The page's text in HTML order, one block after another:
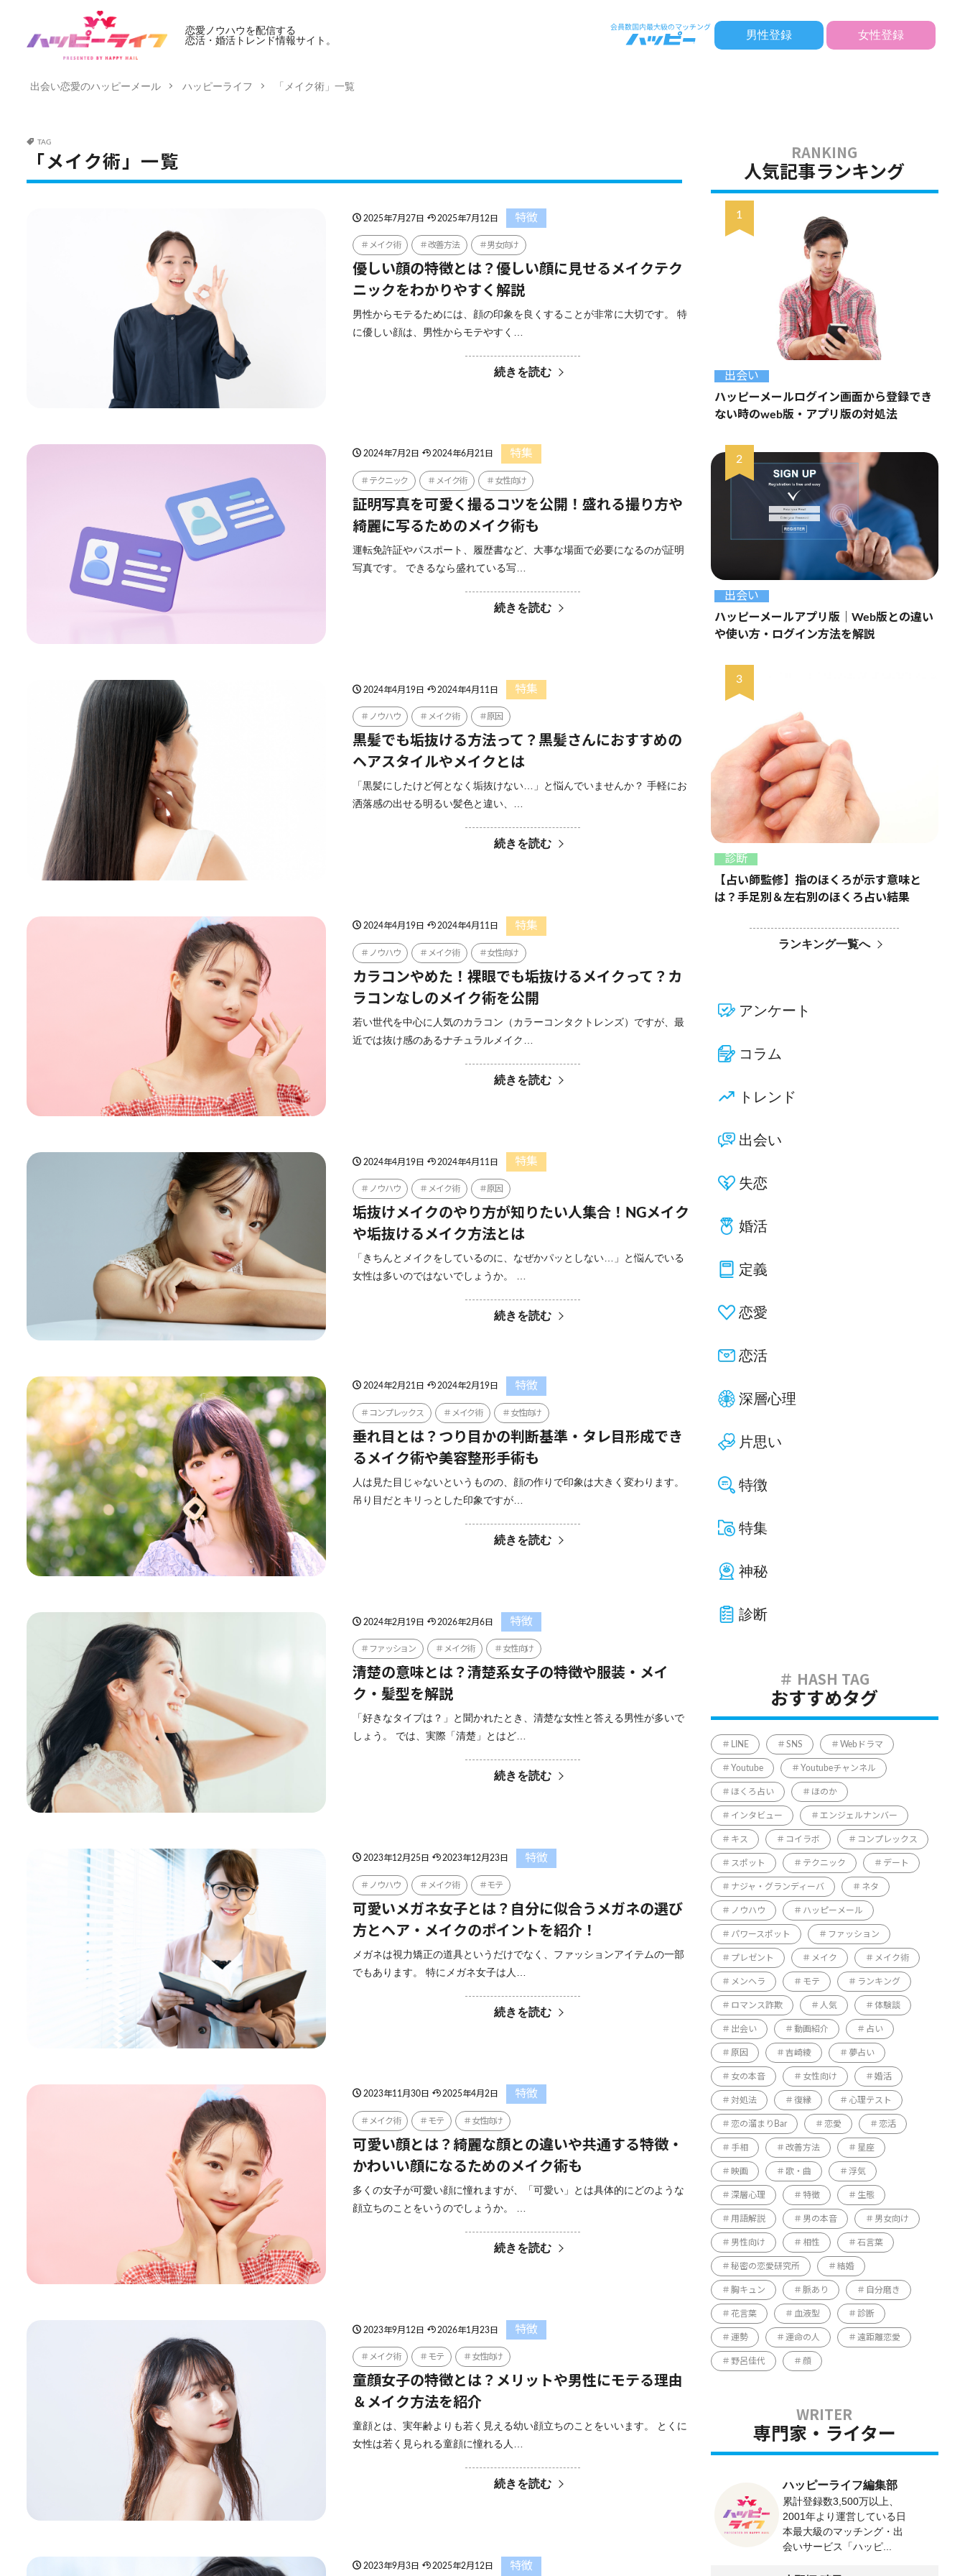
恋愛ノウハウを配信する
恋活・婚活トレンド情報サイト。
男性登録 女性登録
出会い恋愛のハッピーメール ハッピーライフ 「メイク術」一覧
TAG
「メイク術」一覧
2025年7月27日 2025年7月12日 特徴
メイク術 改善方法 男女向け
優しい顔の特徴とは？優しい顔に見せるメイクテク
ニックをわかりやすく解説
男性からモテるためには、顔の印象を良くすることが非常に大切です。 特
に優しい顔は、男性からモテやすく…
続きを読む
2024年7月2日 2024年6月21日 特集
テクニック メイク術 女性向け
証明写真を可愛く撮るコツを公開！盛れる撮り方や
綺麗に写るためのメイク術も
運転免許証やパスポート、履歴書など、大事な場面で必要になるのが証明
写真です。 できるなら盛れている写…
続きを読む
2024年4月19日 2024年4月11日 特集
ノウハウ メイク術 原因
黒髪でも垢抜ける方法って？黒髪さんにおすすめの
ヘアスタイルやメイクとは
「黒髪にしたけど何となく垢抜けない…」と悩んでいませんか？ 手軽にお
洒落感の出せる明るい髪色と違い、…
続きを読む
2024年4月19日 2024年4月11日 特集
ノウハウ メイク術 女性向け
カラコンやめた！裸眼でも垢抜けるメイクって？カ
ラコンなしのメイク術を公開
若い世代を中心に人気のカラコン（カラーコンタクトレンズ）ですが、最
近では抜け感のあるナチュラルメイク…
続きを読む
2024年4月19日 2024年4月11日 特集
ノウハウ メイク術 原因
垢抜けメイクのやり方が知りたい人集合！NGメイク
や垢抜けるメイク方法とは
「きちんとメイクをしているのに、なぜかパッとしない…」と悩んでいる
女性は多いのではないでしょうか。 …
続きを読む
2024年2月21日 2024年2月19日 特徴
コンプレックス メイク術 女性向け
垂れ目とは？つり目かの判断基準・タレ目形成でき
るメイク術や美容整形手術も
人は見た目じゃないというものの、顔の作りで印象は大きく変わります。
吊り目だとキリっとした印象ですが…
続きを読む
2024年2月19日 2026年2月6日 特徴
ファッション メイク術 女性向け
清楚の意味とは？清楚系女子の特徴や服装・メイ
ク・髪型を解説
「好きなタイプは？」と聞かれたとき、清楚な女性と答える男性が多いで
しょう。 では、実際「清楚」とはど…
続きを読む
2023年12月25日 2023年12月23日 特徴
ノウハウ メイク術 モテ
可愛いメガネ女子とは？自分に似合うメガネの選び
方とヘア・メイクのポイントを紹介！
メガネは視力矯正の道具というだけでなく、ファッションアイテムの一部
でもあります。 特にメガネ女子は人…
続きを読む
2023年11月30日 2025年4月2日 特徴
メイク術 モテ 女性向け
可愛い顔とは？綺麗な顔との違いや共通する特徴・
かわいい顔になるためのメイク術も
多くの女子が可愛い顔に憧れますが、「可愛い」とは具体的にどのような
顔立ちのことをいうのでしょうか。 …
続きを読む
2023年9月12日 2026年1月23日 特徴
メイク術 モテ 女性向け
童顔女子の特徴とは？メリットや男性にモテる理由
＆メイク方法を紹介
童顔とは、実年齢よりも若く見える幼い顔立ちのことをいいます。 とくに
女性は若く見られる童顔に憧れる人…
続きを読む
2023年9月3日 2025年2月12日 特徴
人気記事ランキング
出会い
ハッピーメールログイン画面から登録でき
ない時のweb版・アプリ版の対処法
出会い
ハッピーメールアプリ版｜Web版との違い
や使い方・ログイン方法を解説
診断
【占い師監修】指のほくろが示す意味と
は？手足別＆左右別のほくろ占い結果
ランキング一覧へ
アンケート
コラム
トレンド
出会い
失恋
婚活
定義
恋愛
恋活
深層心理
片思い
特徴
特集
神秘
診断
おすすめタグ
LINE SNS Webドラマ
Youtube Youtubeチャンネル
ほくろ占い ほのか
インタビュー エンジェルナンバー
キス コイラボ コンプレックス
スポット テクニック デート
ナジャ・グランディーバ ネタ
ノウハウ ハッピーメール
パワースポット ファッション
プレゼント メイク メイク術
メンヘラ モテ ランキング
ロマンス詐欺 人気 体験談
出会い 動画紹介 占い
原因 吉崎綾 夢占い
女の本音 女性向け 婚活
対処法 復縁 心理テスト
恋の溜まりBar 恋愛 恋活
手相 改善方法 星座
映画 歌・曲 浮気
深層心理 特徴 生態
用語解説 男の本音 男女向け
男性向け 相性 石言葉
秘密の恋愛研究所 結婚
胸キュン 脈あり 自分磨き
花言葉 血液型 診断
運勢 運命の人 遠距離恋愛
野呂佳代 顔
専門家・ライター
ハッピーライフ編集部
累計登録数3,500万以上、
2001年より運営している日
本最大級のマッチング・出
会いサービス「ハッピ...